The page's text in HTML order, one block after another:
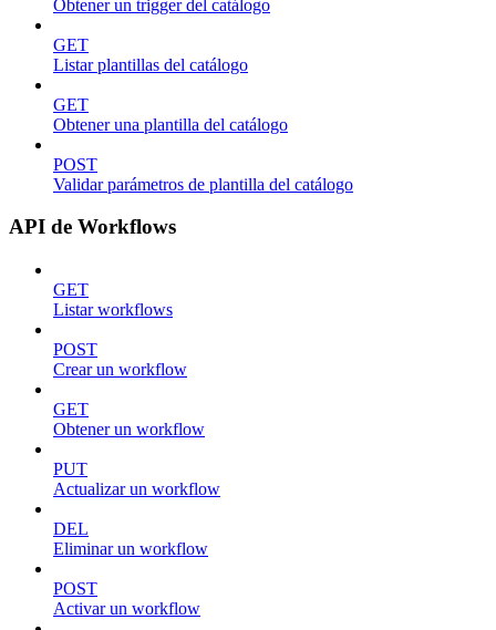
Obtener un trigger del catálogo
GET
Listar plantillas del catálogo
GET
Obtener una plantilla del catálogo
POST
Validar parámetros de plantilla del catálogo
API de Workflows
GET
Listar workflows
POST
Crear un workflow
GET
Obtener un workflow
PUT
Actualizar un workflow
DEL
Eliminar un workflow
POST
Activar un workflow